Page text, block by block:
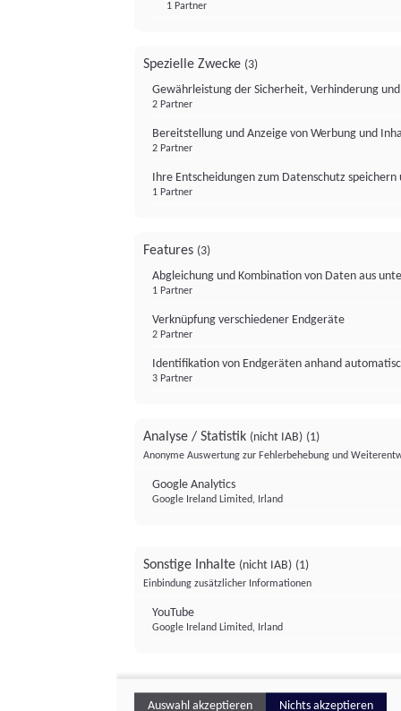
1 Partner
Spezielle Zwecke (3)
Gewährleistung der Sicherheit, Verhinderung
2 Partner
Bereitstellung und Anzeige von Werbung und
2 Partner
Ihre Entscheidungen zum Datenschutz
1 Partner
Features (3)
Abgleichung und Kombination von Daten aus
1 Partner
Verknüpfung verschiedener Endgeräte
2 Partner
Identifikation von Endgeräten anhand
3 Partner
Analyse / Statistik (nicht IAB) (1)
Anonyme Auswertung zur Fehlerbehebung und
Google Analytics
Google Ireland Limited, Irland
Sonstige Inhalte (nicht IAB) (1)
Einbindung zusätzlicher Informationen
YouTube
Google Ireland Limited, Irland
Auswahl akzeptieren Nichts akzeptieren